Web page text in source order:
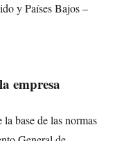
y Países Bajos –
empresa
la base de las normas